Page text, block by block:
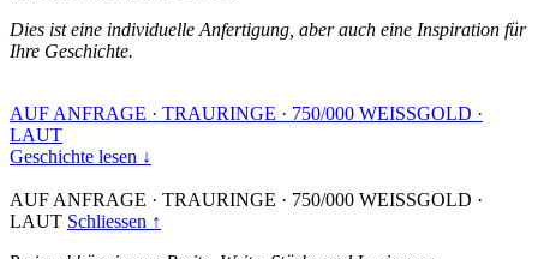
Dies ist eine individuelle Anfertigung, aber auch eine Inspiration für
Ihre Geschichte.
AUF ANFRAGE · TRAURINGE · 750/000 WEISSGOLD ·
LAUT
Geschichte lesen ↓
AUF ANFRAGE · TRAURINGE · 750/000 WEISSGOLD ·
LAUT Schliessen ↑